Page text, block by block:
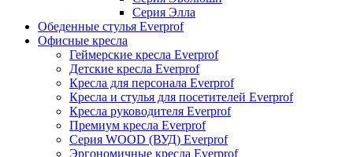
Серия Элла
Обеденные стулья Everprof
Офисные кресла
Геймерские кресла Everprof
Детские кресла Everprof
Кресла для персонала Everprof
Кресла и стулья для посетителей Everprof
Кресла руководителя Everprof
Премиум кресла Everprof
Серия WOOD (ВУД) Everprof
Эргономичные кресла Everprof